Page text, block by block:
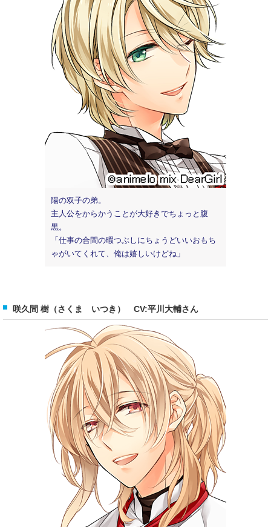
陽の双子の弟。
主人公をからかうことが大好きでちょっと腹
黒。
「仕事の合間の暇つぶしにちょうどいいおもち
ゃがいてくれて、俺は嬉しいけどね」
咲久間 樹（さくま いつき） CV:平川大輔さん